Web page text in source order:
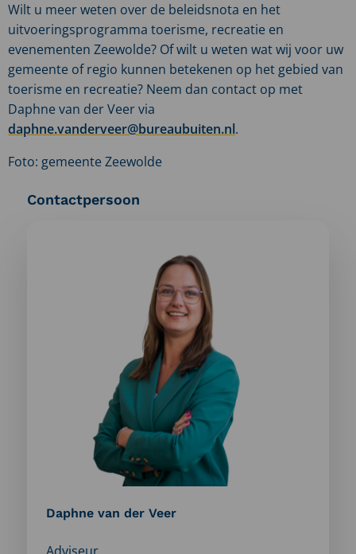
Wilt u meer weten over de beleidsnota en het
uitvoeringsprogramma toerisme, recreatie en
evenementen Zeewolde? Of wilt u weten wat wij voor uw
gemeente of regio kunnen betekenen op het gebied van
toerisme en recreatie? Neem dan contact op met
Daphne van der Veer via
daphne.vanderveer@bureaubuiten.nl.
Foto: gemeente Zeewolde
Contactpersoon
Daphne van der Veer